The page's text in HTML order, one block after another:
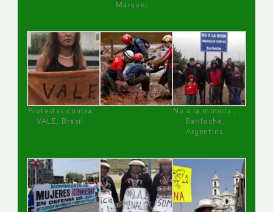
Márquez
Protestas contra
VALE, Brasil
No a la minería ,
Bariloche,
Argentina